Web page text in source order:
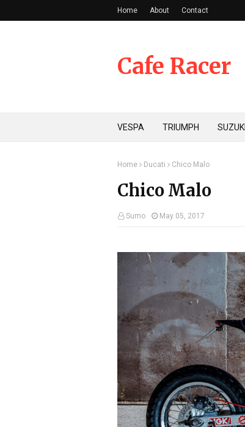
Home About Contact
Cafe Racer
VESPA TRIUMPH SUZUKI
Home Ducati Chico Malo
Chico Malo
Sumo May 05, 2017